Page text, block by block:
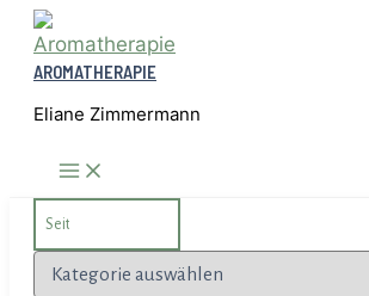
Zum
Inhalt
springen
AROMATHERAPIE
Eliane Zimmermann
for:
Kategorien